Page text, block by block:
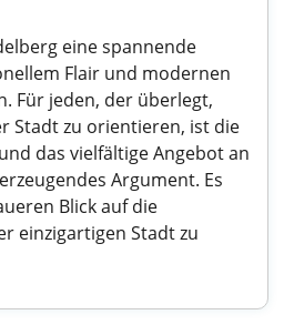
eine spannende
Flair und modernen
Für jeden, der überlegt,
Stadt zu orientieren, ist die
das vielfältige Angebot an
Argument. Es
Blick auf die
einzigartigen Stadt zu